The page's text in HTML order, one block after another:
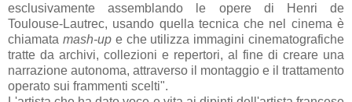
esclusivamente assemblando le opere di Henri de
Toulouse-Lautrec, usando quella tecnica che nel cinema è
chiamata mash-upe che utilizza immagini cinematografiche
tratte da archivi, collezioni e repertori, al fine di creare una
narrazione autonoma, attraverso il montaggio e il trattamento
operato sui frammenti scelti".